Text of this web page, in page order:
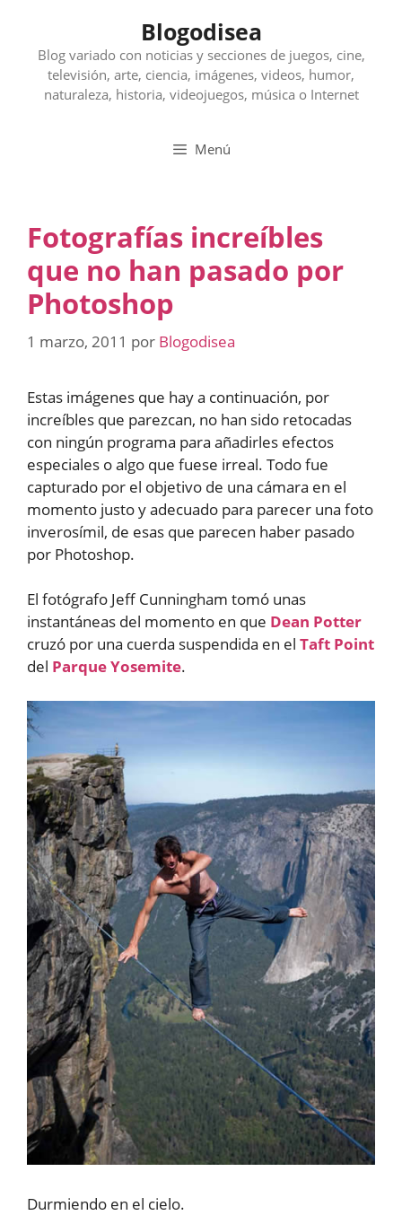
contenido
Blogodisea
Blog variado con noticias y secciones de juegos, cine,
televisión, arte, ciencia, imágenes, videos, humor,
naturaleza, historia, videojuegos, música o Internet
Menú
Fotografías increíbles
que no han pasado por
Photoshop
1 marzo, 2011 por Blogodisea
Estas imágenes que hay a continuación, por
increíbles que parezcan, no han sido retocadas
con ningún programa para añadirles efectos
especiales o algo que fuese irreal. Todo fue
capturado por el objetivo de una cámara en el
momento justo y adecuado para parecer una foto
inverosímil, de esas que parecen haber pasado
por Photoshop.
El fotógrafo Jeff Cunningham tomó unas
instantáneas del momento en que Dean Potter
cruzó por una cuerda suspendida en el Taft Point
del Parque Yosemite.
Durmiendo en el cielo.